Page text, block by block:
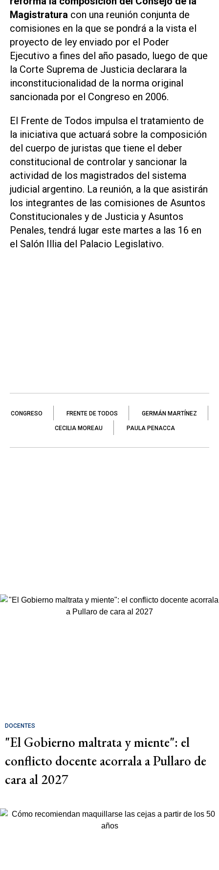
Magistratura con una reunión conjunta de
comisiones en la que se pondrá a la vista el
proyecto de ley enviado por el Poder
Ejecutivo a fines del año pasado, luego de que
la Corte Suprema de Justicia declarara la
inconstitucionalidad de la norma original
sancionada por el Congreso en 2006.
El Frente de Todos impulsa el tratamiento de
la iniciativa que actuará sobre la composición
del cuerpo de juristas que tiene el deber
constitucional de controlar y sancionar la
actividad de los magistrados del sistema
judicial argentino. La reunión, a la que asistirán
los integrantes de las comisiones de Asuntos
Constitucionales y de Justicia y Asuntos
Penales, tendrá lugar este martes a las 16 en
el Salón Illia del Palacio Legislativo.
CONGRESO FRENTE DE TODOS GERMÁN MARTÍNEZ
CECILIA MOREAU PAULA PENACCA
DOCENTES
"El Gobierno maltrata y miente": el
conflicto docente acorrala a Pullaro de
cara al 2027